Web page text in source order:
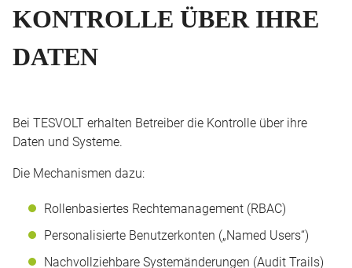
KONTROLLE ÜBER IHRE
DATEN
Bei TESVOLT erhalten Betreiber die Kontrolle über ihre
Daten und Systeme.
Die Mechanismen dazu:
Rollenbasiertes Rechtemanagement (RBAC)
Personalisierte Benutzerkonten („Named Users“)
Nachvollziehbare Systemänderungen (Audit Trails)